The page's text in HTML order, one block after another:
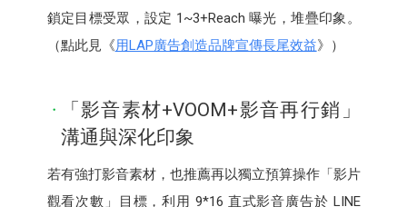
鎖定目標受眾，設定 1~3+Reach 曝光，堆疊印象。
（點此見《用LAP廣告創造品牌宣傳長尾效益》）
「影音素材+VOOM+影音再行銷」
溝通與深化印象
若有強打影音素材，也推薦再以獨立預算操作「影片
觀看次數」目標，利用 9*16 直式影音廣告於 LINE